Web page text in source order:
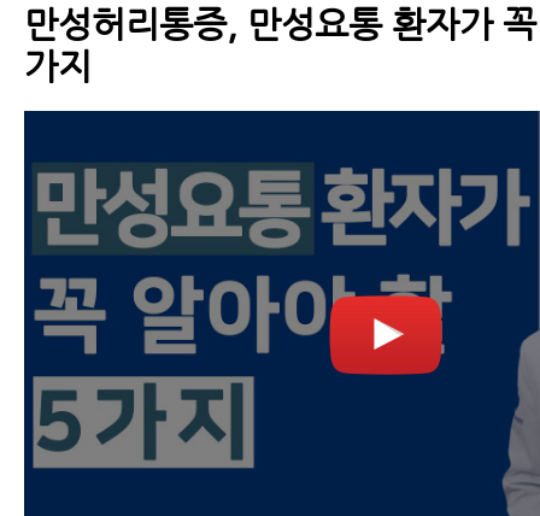
만성허리통증, 만성요통 환자가
가지